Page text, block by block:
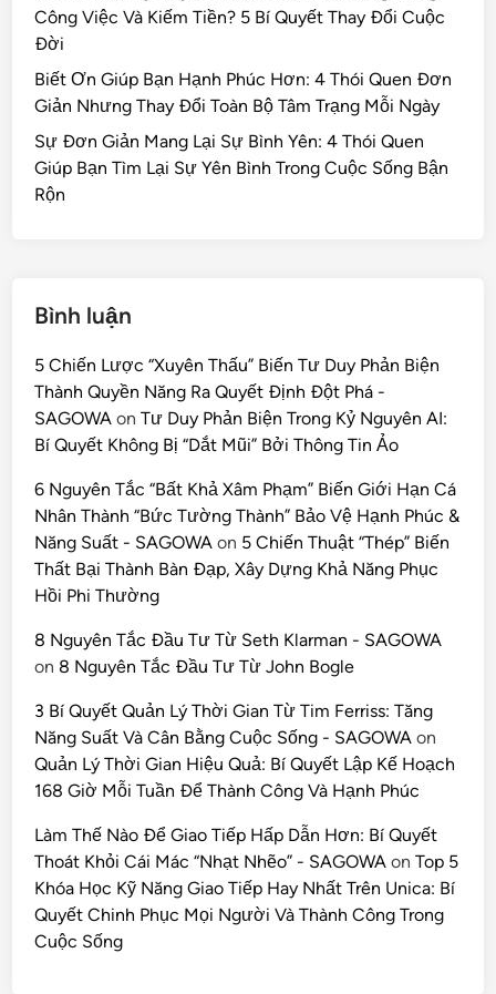
Công Việc Và Kiếm Tiền? 5 Bí Quyết Thay Đổi Cuộc
Đời
Biết Ơn Giúp Bạn Hạnh Phúc Hơn: 4 Thói Quen Đơn
Giản Nhưng Thay Đổi Toàn Bộ Tâm Trạng Mỗi Ngày
Sự Đơn Giản Mang Lại Sự Bình Yên: 4 Thói Quen
Giúp Bạn Tìm Lại Sự Yên Bình Trong Cuộc Sống Bận
Rộn
Bình luận
5 Chiến Lược “Xuyên Thấu” Biến Tư Duy Phản Biện
Thành Quyền Năng Ra Quyết Định Đột Phá -
SAGOWA onTư Duy Phản Biện Trong Kỷ Nguyên AI:
Bí Quyết Không Bị “Dắt Mũi” Bởi Thông Tin Ảo
6 Nguyên Tắc “Bất Khả Xâm Phạm” Biến Giới Hạn Cá
Nhân Thành “Bức Tường Thành” Bảo Vệ Hạnh Phúc &
Năng Suất - SAGOWA on 5 Chiến Thuật “Thép” Biến
Thất Bại Thành Bàn Đạp, Xây Dựng Khả Năng Phục
Hồi Phi Thường
8 Nguyên Tắc Đầu Tư Từ Seth Klarman - SAGOWA
on 8 Nguyên Tắc Đầu Tư Từ John Bogle
3 Bí Quyết Quản Lý Thời Gian Từ Tim Ferriss: Tăng
Năng Suất Và Cân Bằng Cuộc Sống - SAGOWA on
Quản Lý Thời Gian Hiệu Quả: Bí Quyết Lập Kế Hoạch
168 Giờ Mỗi Tuần Để Thành Công Và Hạnh Phúc
Làm Thế Nào Để Giao Tiếp Hấp Dẫn Hơn: Bí Quyết
Thoát Khỏi Cái Mác “Nhạt Nhẽo” - SAGOWA onTop 5
Khóa Học Kỹ Năng Giao Tiếp Hay Nhất Trên Unica: Bí
Quyết Chinh Phục Mọi Người Và Thành Công Trong
Cuộc Sống